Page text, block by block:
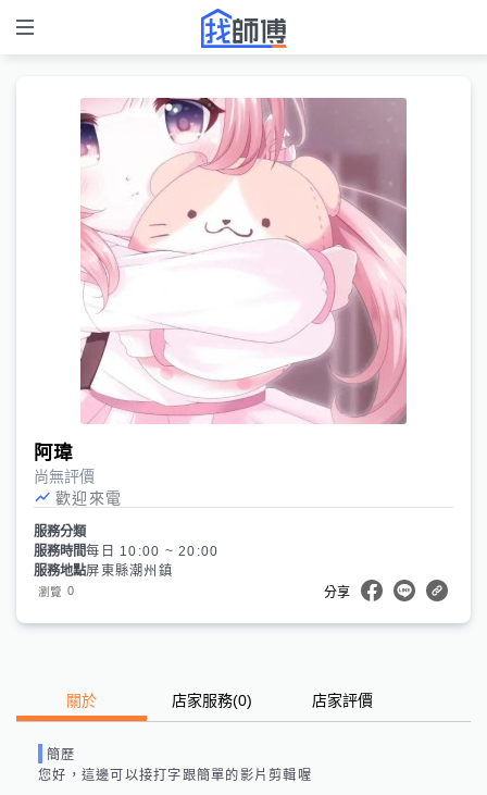
阿瑋
尚無評價
歡迎來電
服務分類
服務時間每日 10:00 ~ 20:00
服務地點屏東縣潮州鎮
瀏覽 0 分享
關於 店家服務(0) 店家評價
簡歷
您好，這邊可以接打字跟簡單的影片剪輯喔